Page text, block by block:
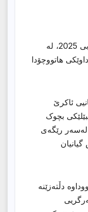
دوانیوەڕۆی ئەمڕۆ هەینی 22ی ئابی 2025، لە
هاتووچۆدا
ئاکرێ
بچوک
لەسەر رێگەی
دڵتەزێنە